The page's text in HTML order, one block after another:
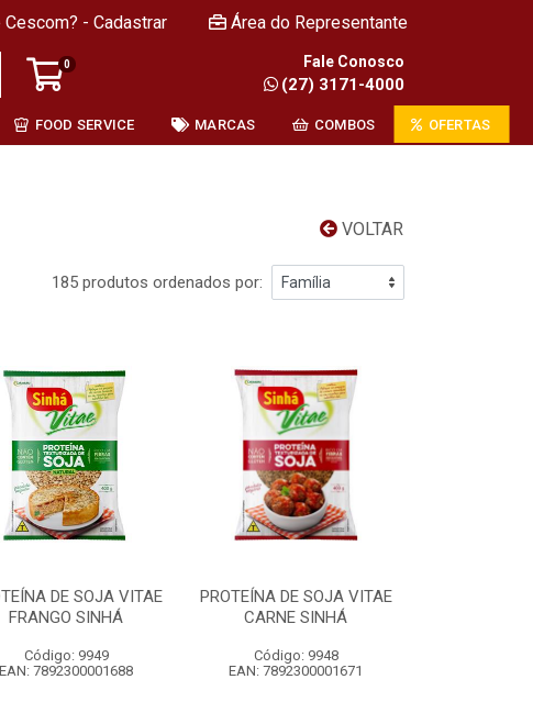
- Cadastrar Área do Representante
0 Fale Conosco
(27) 3171-4000
FOOD SERVICE MARCAS COMBOS OFERTAS
VOLTAR
185 produtos ordenados por:
DE SOJA VITAE
FRANGO SINHÁ
Código: 9949
EAN: 7892300001688
PROTEÍNA DE SOJA VITAE
CARNE SINHÁ
Código: 9948
EAN: 7892300001671